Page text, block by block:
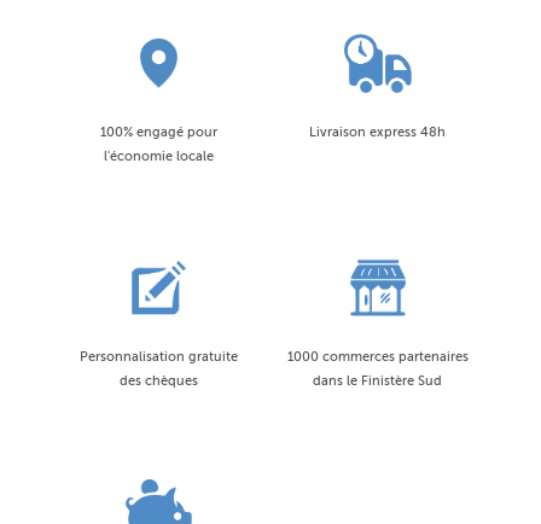
100% engagé pour
l'économie locale
Livraison express 48h
Personnalisation gratuite
des chèques
1000 commerces partenaires
dans le Finistère Sud